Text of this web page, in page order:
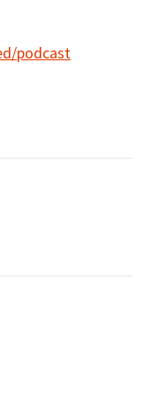
podcast